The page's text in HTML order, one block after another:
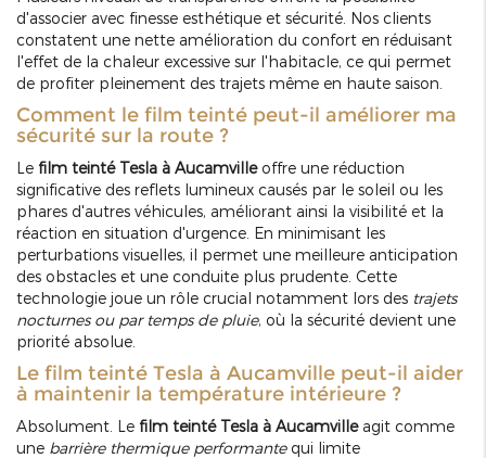
d'associer avec finesse esthétique et sécurité. Nos clients
constatent une nette amélioration du confort en réduisant
l'effet de la chaleur excessive sur l'habitacle, ce qui permet
de profiter pleinement des trajets même en haute saison.
Comment le film teinté peut-il améliorer ma
sécurité sur la route ?
Le film teinté Tesla à Aucamvilleoffre une réduction
significative des reflets lumineux causés par le soleil ou les
phares d'autres véhicules, améliorant ainsi la visibilité et la
réaction en situation d'urgence. En minimisant les
perturbations visuelles, il permet une meilleure anticipation
des obstacles et une conduite plus prudente. Cette
technologie joue un rôle crucial notamment lors des trajets
nocturnes ou par temps de pluie, où la sécurité devient une
priorité absolue.
Le film teinté Tesla à Aucamville peut-il aider
à maintenir la température intérieure ?
Absolument. Le film teinté Tesla à Aucamvilleagit comme
une barrière thermique performantequi limite